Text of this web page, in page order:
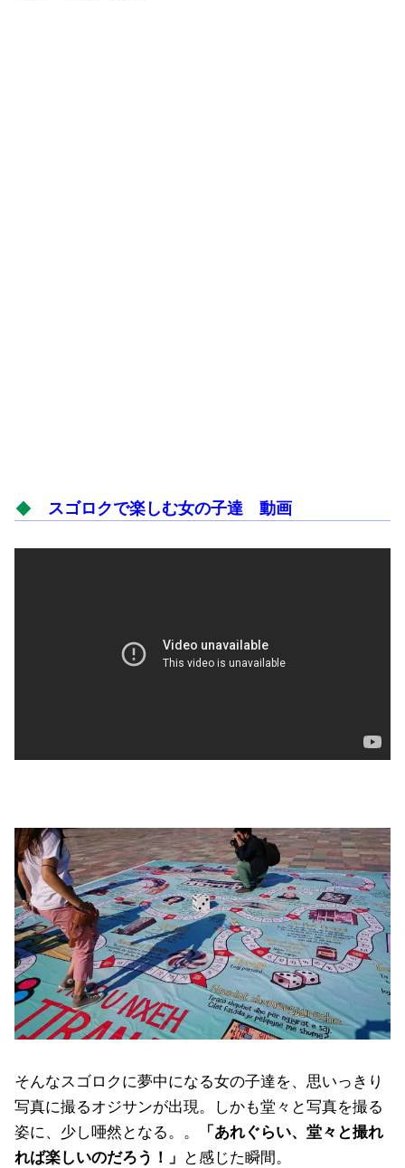
スゴロクで楽しむ女の子達 動画
そんなスゴロクに夢中になる女の子達を、思いっきり
写真に撮るオジサンが出現。しかも堂々と写真を撮る
姿に、少し唖然となる。。
「あれぐらい、堂々と撮れ
れば楽しいのだろう！」
と感じた瞬間。